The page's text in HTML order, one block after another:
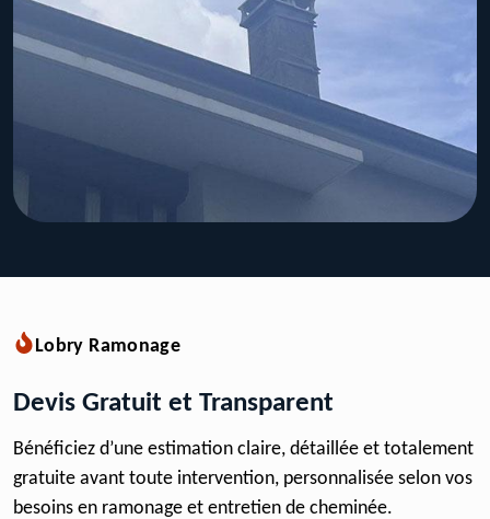
Lobry Ramonage
Devis Gratuit et Transparent
Bénéficiez d’une estimation claire, détaillée et totalement
gratuite avant toute intervention, personnalisée selon vos
besoins en ramonage et entretien de cheminée.